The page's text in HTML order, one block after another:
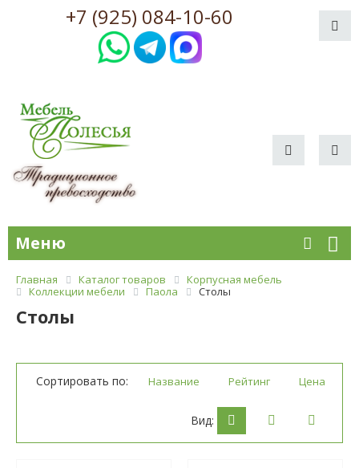
+7 (925) 084-10-60
Меню
Главная Каталог товаров
Корпусная мебель
Коллекции мебели
Паола Столы
Столы
Сортировать по: Название Рейтинг Цена
Вид: